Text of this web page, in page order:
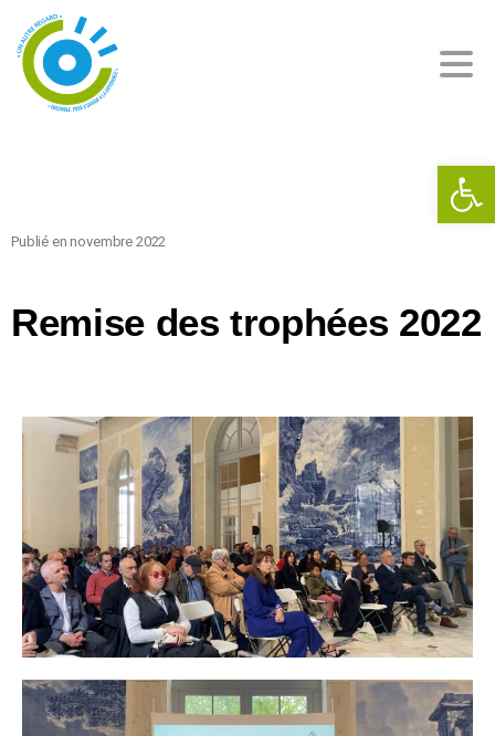
Publié en novembre 2022
Remise des trophées 2022​